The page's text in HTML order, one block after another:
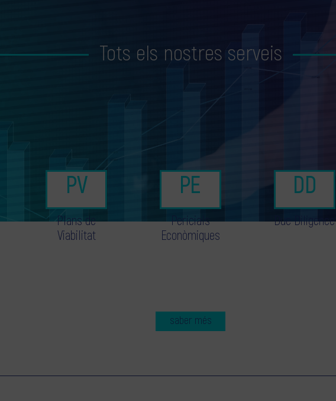
Tots els nostres serveis
Plans de
Viabilitat
Pericials
Econòmiques
Due Diligence
saber més